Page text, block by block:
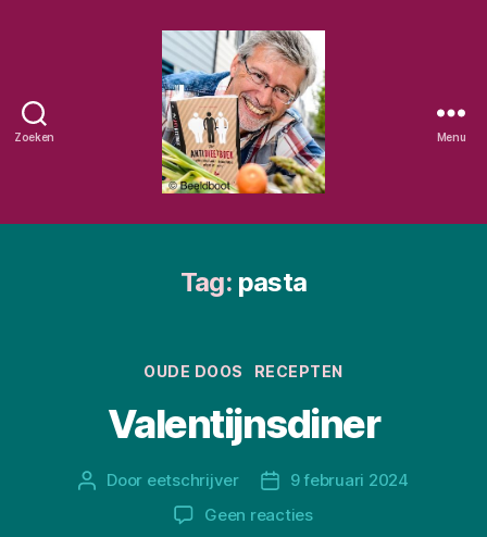
Zoeken Menu
Tag: pasta
Categorieën
OUDE DOOS RECEPTEN
Valentijnsdiner
Berichtauteur
Door eetschrijver Berichtdatum
9 februari 2024
Geen reactiesop